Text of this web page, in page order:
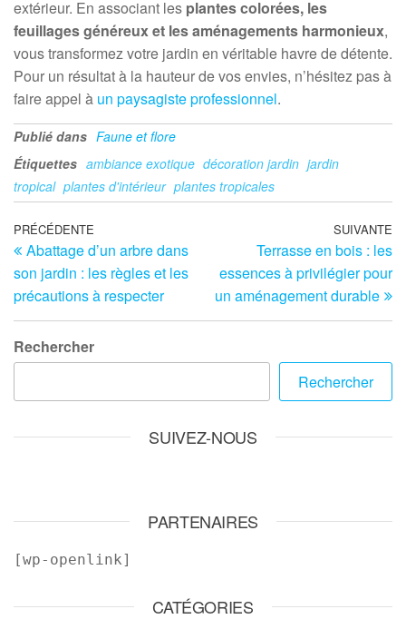
extérieur. En associant les plantes colorées, les
feuillages généreux et les aménagements harmonieux,
vous transformez votre jardin en véritable havre de détente.
Pour un résultat à la hauteur de vos envies, n’hésitez pas à
faire appel à un paysagiste professionnel.
Publié dans Faune et flore
Étiquettes ambiance exotique décoration jardin jardin
tropical plantes d'intérieur plantes tropicales
Navigation
de
l’article
Article
précédent
PRÉCÉDENTE
Abattage d’un arbre dans
son jardin : les règles et les
précautions à respecter
SUIVANTE
Terrasse en bois : les
essences à privilégier pour
un aménagement durable
Rechercher
Rechercher
SUIVEZ-NOUS
PARTENAIRES
[wp-openlink]
CATÉGORIES